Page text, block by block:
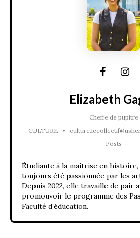
Elizabeth
Cheffe de pupitre
CULTURE
•
Posts
Étudiante à la maîtrise en
toujours été passionnée par les
Depuis 2022, elle travaille de pair
promouvoir le programme des
Faculté d’éducation.